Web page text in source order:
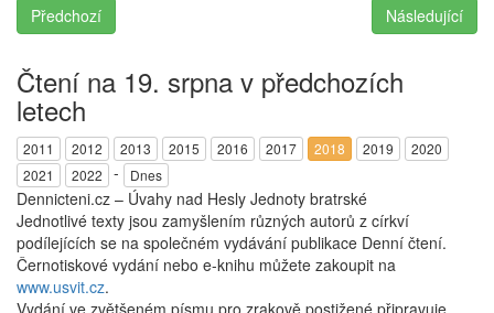
Předchozí Následující
Čtení na 19. srpna v předchozích
letech
2011 2012 2013 2015 2016 2017 2018 2019
2020
2021
2022 - Dnes
Dennicteni.cz – Úvahy nad Hesly Jednoty bratrské
Jednotlivé texty jsou zamyšlením různých autorů z církví
podílejících se na společném vydávání publikace Denní čtení.
Černotiskové vydání nebo e-knihu můžete zakoupit na
www.usvit.cz.
Vydání ve zvětšeném písmu pro zrakově postižené připravuje